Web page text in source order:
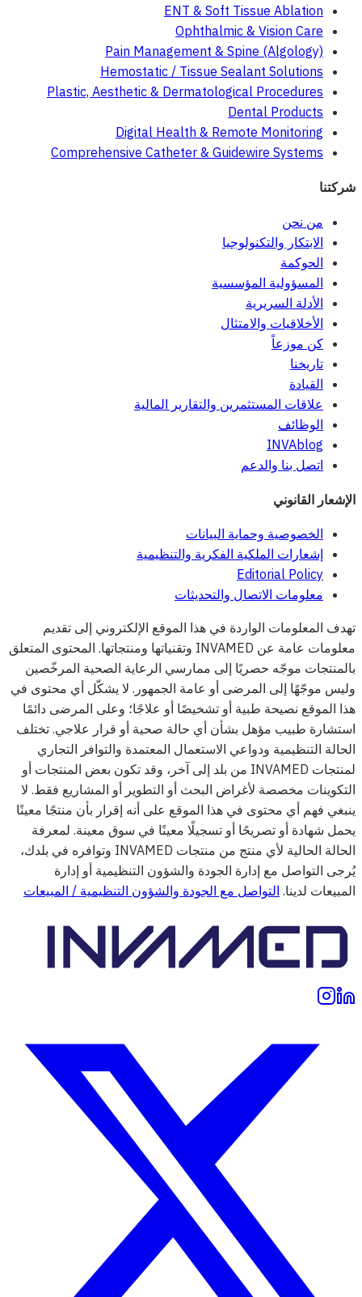
ENT & Soft Tissue Ablation
Ophthalmic & Vision Care
Pain Management & Spine (Algology)
Hemostatic / Tissue Sealant Solutions
Plastic, Aesthetic & Dermatological Procedures
Dental Products
Digital Health & Remote Monitoring
Comprehensive Catheter & Guidewire Systems
شركتنا
من نحن
الابتكار والتكنولوجيا
الحوكمة
المسؤولية المؤسسية
الأدلة السريرية
الأخلاقيات والامتثال
كن موزعاً
تاريخنا
القيادة
علاقات المستثمرين والتقارير المالية
الوظائف
INVAblog
اتصل بنا والدعم
الإشعار القانوني
الخصوصية وحماية البيانات
إشعارات الملكية الفكرية والتنظيمية
Editorial Policy
معلومات الاتصال والتحديثات
تهدف المعلومات الواردة في هذا الموقع الإلكتروني إلى تقديم
معلومات عامة عن INVAMED وتقنياتها ومنتجاتها. المحتوى المتعلق
بالمنتجات موجّه حصريًا إلى ممارسي الرعاية الصحية المرخّصين
وليس موجّهًا إلى المرضى أو عامة الجمهور. لا يشكّل أي محتوى في
هذا الموقع نصيحة طبية أو تشخيصًا أو علاجًا؛ وعلى المرضى دائمًا
استشارة طبيب مؤهل بشأن أي حالة صحية أو قرار علاجي. تختلف
الحالة التنظيمية ودواعي الاستعمال المعتمدة والتوافر التجاري
لمنتجات INVAMED من بلد إلى آخر، وقد تكون بعض المنتجات أو
التكوينات مخصصة لأغراض البحث أو التطوير أو المشاريع فقط. لا
ينبغي فهم أي محتوى في هذا الموقع على أنه إقرار بأن منتجًا معينًا
يحمل شهادة أو تصريحًا أو تسجيلًا معينًا في سوق معينة. لمعرفة
الحالة الحالية لأي منتج من منتجات INVAMED وتوافره في بلدك،
يُرجى التواصل مع إدارة الجودة والشؤون التنظيمية أو إدارة
المبيعات لدينا. التواصل مع الجودة والشؤون التنظيمية / المبيعات